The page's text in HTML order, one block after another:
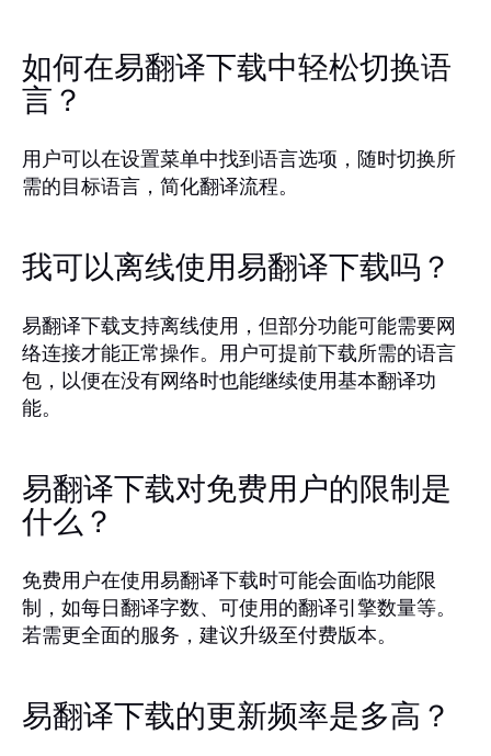
如何在易翻译下载中轻松切换语
言？
用户可以在设置菜单中找到语言选项，随时切换所
需的目标语言，简化翻译流程。
我可以离线使用易翻译下载吗？
易翻译下载支持离线使用，但部分功能可能需要网
络连接才能正常操作。用户可提前下载所需的语言
包，以便在没有网络时也能继续使用基本翻译功
能。
易翻译下载对免费用户的限制是
什么？
免费用户在使用易翻译下载时可能会面临功能限
制，如每日翻译字数、可使用的翻译引擎数量等。
若需更全面的服务，建议升级至付费版本。
易翻译下载的更新频率是多高？